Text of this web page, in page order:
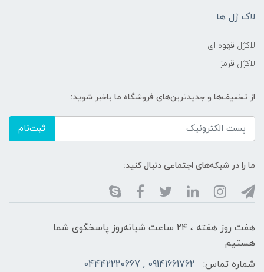
لاک ژل ها
لاکژل قهوه ای
لاکژل قرمز
از تخفیف‌ها و جدیدترین‌های فروشگاه ما باخبر شوید:
ثبت‌نام
ما را در شبکه‌های اجتماعی دنبال کنید:
هفت روز هفته ، ۲۴ ساعت شبانه‌روز پاسخگوی شما
هستیم
شماره تماس:
09141661762 , 04442220667